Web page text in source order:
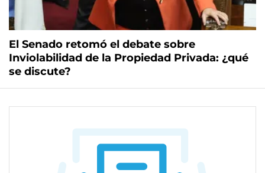
El Senado retomó el debate sobre
Inviolabilidad de la Propiedad Privada: ¿qué
se discute?